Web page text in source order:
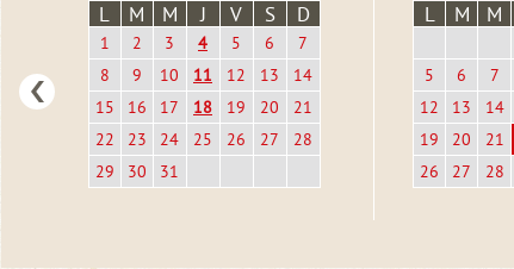
L M M J V S D
1 2 3 4 5 6
7
8
9 10 11 12 13
14
15
16 17 18 19 20
21
22
23 24 25 26 27
28
29
30 31
L M M
5
6 7
12
13 14
19
20 21
26
27 28